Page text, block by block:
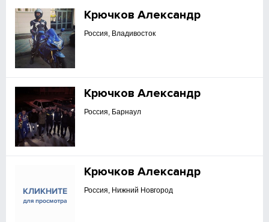
Крючков Александр
Россия, Владивосток
Крючков Александр
Россия, Барнаул
Крючков Александр
Россия, Нижний Новгород